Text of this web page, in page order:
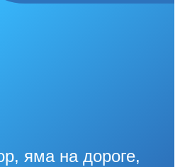
яма на дороге,